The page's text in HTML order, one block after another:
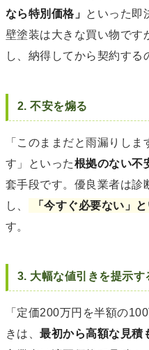
なら特別価格」 といった即
壁塗装は大きな買い物です
し、納得してから契約する
2. 不安を煽る
「このままだと雨漏りし
す」といった根拠のない不
套手段です。優良業者は診
し、
「今すぐ必要ない」
す。
3. 大幅な値引きを提示す
「定価200万円を半額の
きは、最初から高額な見積